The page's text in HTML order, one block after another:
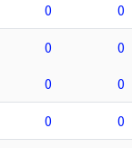
0 0
0 0
0 0
0 0